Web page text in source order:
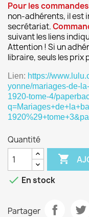
Pour les
non-adhérents, il est
secrétariat.
suivant les liens
Attention ! Si un
libraire, seuls les prix
Lien: https://
yonne/mariages-de-
1920-tome-4/
Quantité

 En stock
Partager